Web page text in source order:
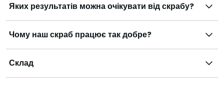
Яких результатів можна очікувати від скрабу?
Чому наш скраб працює так добре?
Склад